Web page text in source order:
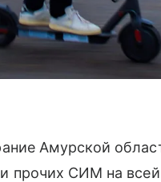
Амурской
и прочих СИМ на всей